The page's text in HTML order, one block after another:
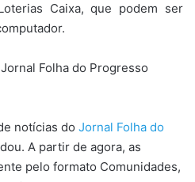
Caixa, que podem ser
Folha do Progresso
notícias do Jornal Folha do
A partir de agora, as
pelo formato Comunidades,